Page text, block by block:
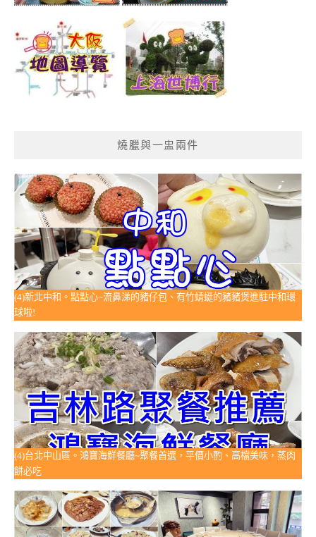
燒臘與一盅兩件
(4)新北中和。點點心~流鼻涕的豬仔包、有竹蜻蜓的豬豬煲進駐中和環
球啦!
(4)台北中山區。鴻寶海鮮餐廳~聚餐首選，平價小酌、高檔美味，蒸肉
餅必吃